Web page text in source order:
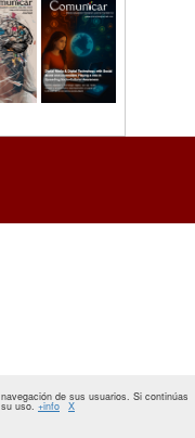
de sus usuarios. Si continúas
uso. +info X